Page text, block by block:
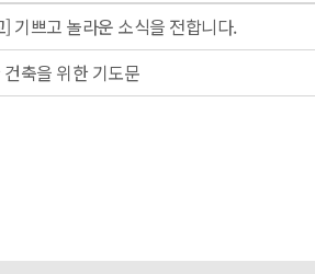
기쁘고 놀라운 소식을 전합니다.
축을 위한 기도문